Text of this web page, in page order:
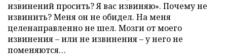
извинений просить? Я вас извиняю». Почему не
извинить? Меня он не обидел. На меня
целенаправленно не шел. Мозги от моего
извинения – или не извинения – у него не
поменяются…